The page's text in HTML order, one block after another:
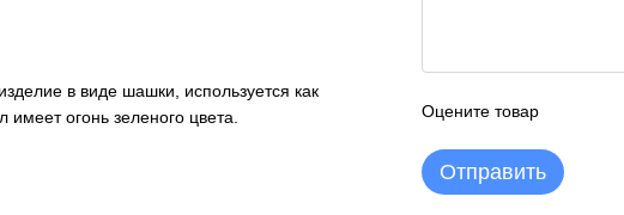
в виде шашки, используется как
огонь зеленого цвета.
Оцените товар
Отправить